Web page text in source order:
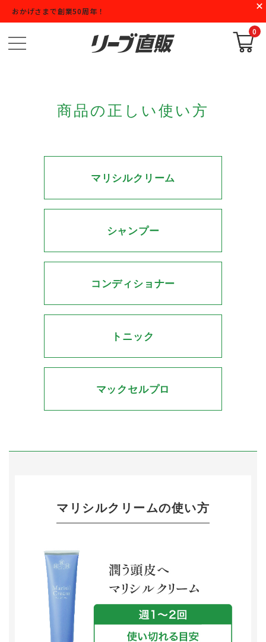
おかげさまで創業50周年！
0
商品の正しい使い方
マリシルクリーム
シャンプー
コンディショナー
トニック
マックセルプロ
マリシルクリームの使い方